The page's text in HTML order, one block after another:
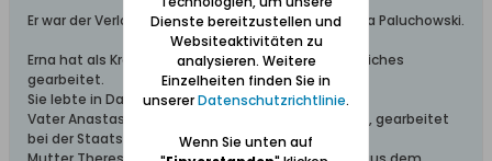
Er war der Verlobte/Freund meiner Großmutter Erna Paluchowski.
Erna hat als Krankenschwester, Pflegerin oder ähnliches
gearbeitet.
Sie lebte in Danzig-Langfuhr mit ihrer Familie:
Vater Anastasius Paluchwoski, geb. in Mewe, kathl., gearbeitet
bei der Staatsbahn (Stellwerke)
Dienste bereitzustellen und
Websiteaktivitäten zu
analysieren. Weitere
Einzelheiten finden Sie in
unsererDatenschutzrichtlinie.
Wenn Sie unten auf